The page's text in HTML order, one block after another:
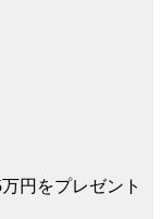
円をプレゼント